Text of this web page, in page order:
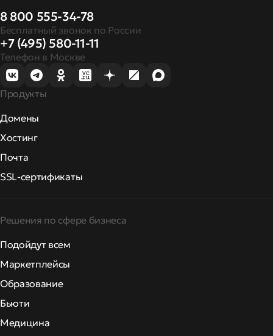
8 800 555-34-78
Бесплатный звонок по России
+7 (495) 580-11-11
Телефон в Москве
Продукты
Домены
Хостинг
Почта
SSL-сертификаты
Решения по сфере бизнеса
Подойдут всем
Маркетплейсы
Образование
Бьюти
Медицина